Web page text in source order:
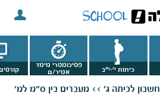
כיתות י'-י"ב
פסיכומטרי מימד
אמיר/ם
חשבון לכיתה ג' >> מעברים בין ס"מ למ'